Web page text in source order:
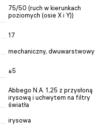
75/50 (ruch w kierunkach
poziomych (osie X i Y))
17
mechaniczny, dwuwarstwowy
±5
Abbego N.A. 1,25 z przysłoną
irysową i uchwytem na filtry
światła
irysowa